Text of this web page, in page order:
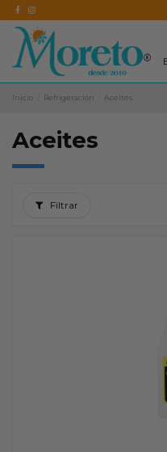
Inicio Refrigeración Aceites
Aceites
Filtrar